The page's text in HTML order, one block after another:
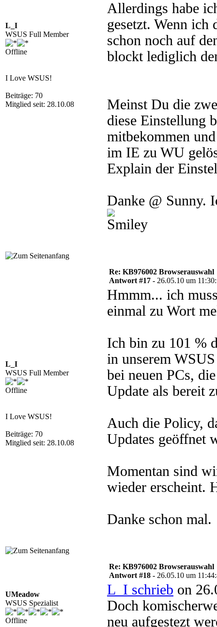
L_I
WSUS Full Member
Offline
I Love WSUS!
Beiträge: 70
Mitglied seit: 28.10.08
Allerdings habe
gesetzt. Wenn
schon noch auf
blockt lediglich
Meinst Du die
diese Einstellung
mitbekommen
im IE zu WU
Explain der
Danke @ Sunny.
L_I
WSUS Full Member
Offline
I Love WSUS!
Beiträge: 70
Mitglied seit: 28.10.08
Re: KB976002 Browserauswahl
Antwort #17 - 26.05.10 um
Hmmm... ich
einmal zu Wort
Ich bin zu 101 %
in unserem
bei neuen PCs,
Update als bereit
Auch die Policy,
Updates geöffnet
Momentan sind
wieder erscheint.
Danke schon mal.
UMeadow
WSUS Spezialist
Offline
Re: KB976002 Browserauswahl
Antwort #18 - 26.05.10 um
L_I schrieb on
Doch
neu aufgestezt